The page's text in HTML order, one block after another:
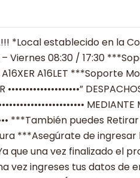
*Local establecido en la
Viernes 08:30 / 17:30
A16XER A16LET ***Soporte
••••••••••••••••••••”
••••••••••••••••••••••••
***También puedes
***Asegúrate de
que una vez finalizado el
vez ingreses tus datos de